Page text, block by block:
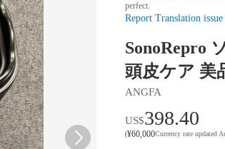
perfect.
Report Translation issue
SonoRepro
頭皮ケア 美
ANGFA
US$398.40
(¥60,000Currency rate updated